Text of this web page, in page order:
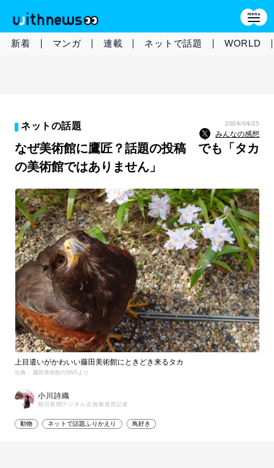
新着 マンガ 連載 ネットで話題 WORLD
ネットの話題 2024/04/25
みんなの感想
なぜ美術館に鷹匠？話題の投稿 でも「タカ
の美術館ではありません」
上目遣いがかわいい藤田美術館にときどき来るタカ
出典： 藤田美術館のSNSより
小川詩織
朝日新聞デジタル企画報道部記者
動物 ネットで話題ふりかえり 鳥好き